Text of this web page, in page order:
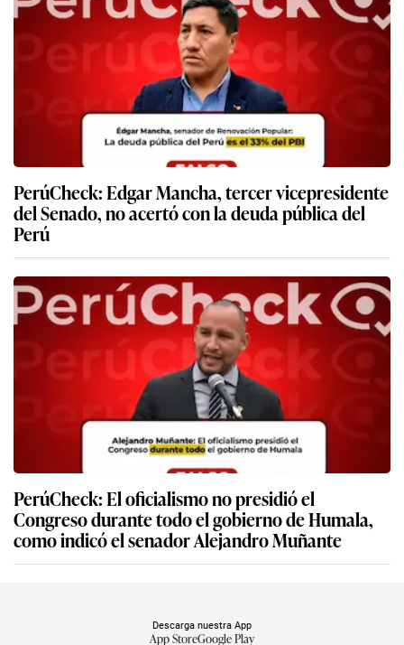
PerúCheck: Edgar Mancha, tercer vicepresidente
del Senado, no acertó con la deuda pública del
Perú
PerúCheck: El oficialismo no presidió el
Congreso durante todo el gobierno de Humala,
como indicó el senador Alejandro Muñante
Descarga nuestra App
App StoreGoogle Play